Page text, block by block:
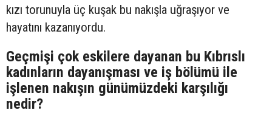
kızı torunuyla üç kuşak bu nakışla uğraşıyor ve
hayatını kazanıyordu.
Geçmişi çok eskilere dayanan bu Kıbrıslı
kadınların dayanışması ve iş bölümü ile
işlenen nakışın günümüzdeki karşılığı
nedir?